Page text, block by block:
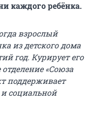
каждого ребёнка.
взрослый
из детского дома
год. Курирует его
«Союза
поддерживает
и социальной